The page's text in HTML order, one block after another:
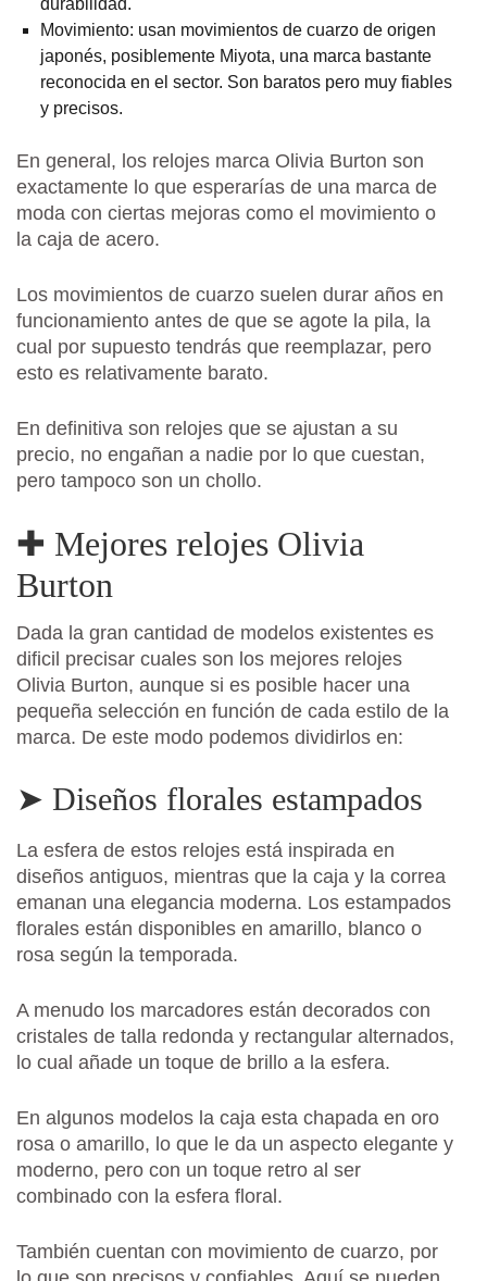
durabilidad.
Movimiento: usan movimientos de cuarzo de origen
japonés, posiblemente Miyota, una marca bastante
reconocida en el sector. Son baratos pero muy fiables
y precisos.
En general, los relojes marca Olivia Burton son
exactamente lo que esperarías de una marca de
moda con ciertas mejoras como el movimiento o
la caja de acero.
Los movimientos de cuarzo suelen durar años en
funcionamiento antes de que se agote la pila, la
cual por supuesto tendrás que reemplazar, pero
esto es relativamente barato.
En definitiva son relojes que se ajustan a su
precio, no engañan a nadie por lo que cuestan,
pero tampoco son un chollo.
✚ Mejores relojes Olivia
Burton
Dada la gran cantidad de modelos existentes es
dificil precisar cuales son los mejores relojes
Olivia Burton, aunque si es posible hacer una
pequeña selección en función de cada estilo de la
marca. De este modo podemos dividirlos en:
➤ Diseños florales estampados
La esfera de estos relojes está inspirada en
diseños antiguos, mientras que la caja y la correa
emanan una elegancia moderna. Los estampados
florales están disponibles en amarillo, blanco o
rosa según la temporada.
A menudo los marcadores están decorados con
cristales de talla redonda y rectangular alternados,
lo cual añade un toque de brillo a la esfera.
En algunos modelos la caja esta chapada en oro
rosa o amarillo, lo que le da un aspecto elegante y
moderno, pero con un toque retro al ser
combinado con la esfera floral.
También cuentan con movimiento de cuarzo, por